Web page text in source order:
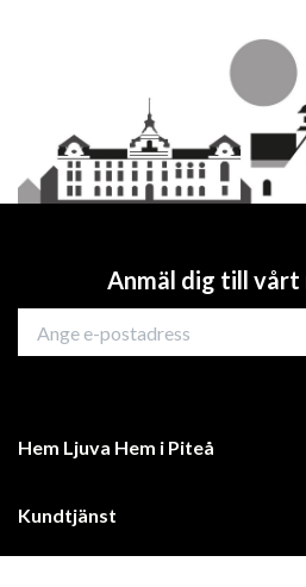
Anmäl dig till vårt
Hem Ljuva Hem i Piteå
Kundtjänst